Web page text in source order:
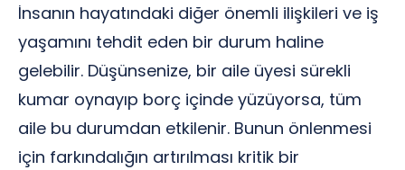
İnsanın hayatındaki diğer önemli ilişkileri ve iş
yaşamını tehdit eden bir durum haline
gelebilir. Düşünsenize, bir aile üyesi sürekli
kumar oynayıp borç içinde yüzüyorsa, tüm
aile bu durumdan etkilenir. Bunun önlenmesi
için farkındalığın artırılması kritik bir